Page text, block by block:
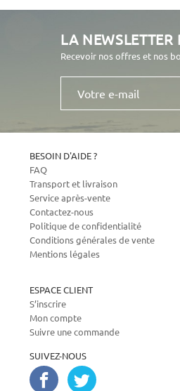
LA NEWSLETTER
Recevoir nos offres et nos
Votre
mail
BESOIN D'AIDE ?
FAQ
Transport et livraison
Service après-vente
Contactez-nous
Politique de confidentialité
Conditions générales de vente
Mentions légales
ESPACE CLIENT
S’inscrire
Mon compte
Suivre une commande
SUIVEZ-NOUS